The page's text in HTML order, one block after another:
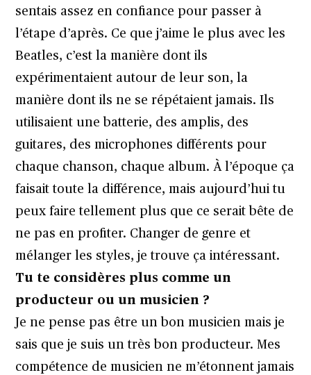
sentais assez en confiance pour passer à
l’étape d’après. Ce que j’aime le plus avec les
Beatles, c’est la manière dont ils
expérimentaient autour de leur son, la
manière dont ils ne se répétaient jamais. Ils
utilisaient une batterie, des amplis, des
guitares, des microphones différents pour
chaque chanson, chaque album. À l’époque ça
faisait toute la différence, mais aujourd’hui tu
peux faire tellement plus que ce serait bête de
ne pas en profiter. Changer de genre et
mélanger les styles, je trouve ça intéressant.
Tu te considères plus comme un
producteur ou un musicien ?
Je ne pense pas être un bon musicien mais je
sais que je suis un très bon producteur. Mes
compétence de musicien ne m’étonnent jamais